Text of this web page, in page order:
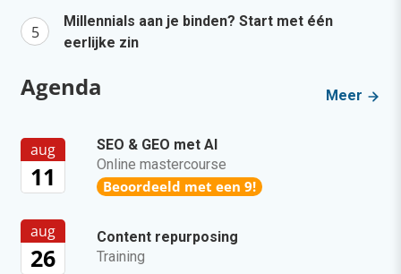
Millennials aan je binden? Start met één
eerlijke zin
Agenda Meer
aug
11
SEO & GEO met AI
Online mastercourse
Beoordeeld met een 9!
aug
26
Content repurposing
Training